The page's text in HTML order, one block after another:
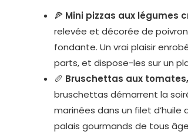
🍕 Mini pizzas aux légumes
relevée et décorée de
fondante. Un vrai plaisir
parts, et dispose-les sur un
🥖 Bruschettas aux
bruschettas démarrent la
marinées dans un filet d’huile
palais gourmands de tous